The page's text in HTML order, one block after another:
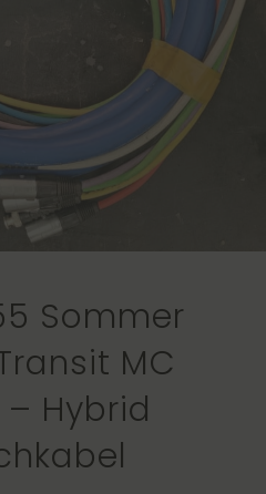
Sommer
MC
Hybrid